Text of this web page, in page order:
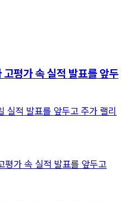
평가 속 실적 발표를 앞두
적 발표를 앞두고 주가 랠리